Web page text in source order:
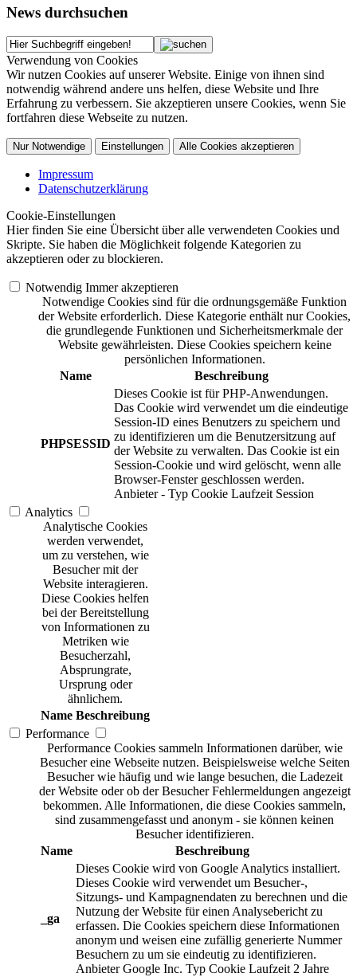
News durchsuchen
Verwendung von Cookies
Wir nutzen Cookies auf unserer Website. Einige von ihnen sind
notwendig während andere uns helfen, diese Website und Ihre
Erfahrung zu verbessern. Sie akzeptieren unsere Cookies, wenn Sie
fortfahren diese Webseite zu nutzen.
Nur Notwendige Einstellungen Alle Cookies akzeptieren
Impressum
Datenschutzerklärung
Cookie-Einstellungen
Hier finden Sie eine Übersicht über alle verwendeten Cookies und
Skripte. Sie haben die Möglichkeit folgende Kategorien zu
akzeptieren oder zu blockieren.
Notwendig Immer akzeptieren
Notwendige Cookies sind für die ordnungsgemäße Funktion
der Website erforderlich. Diese Kategorie enthält nur Cookies,
die grundlegende Funktionen und Sicherheitsmerkmale der
Website gewährleisten. Diese Cookies speichern keine
persönlichen Informationen.
Name
Beschreibung
PHPSESSID
Dieses Cookie ist für PHP-Anwendungen.
Das Cookie wird verwendet um die eindeutige
Session-ID eines Benutzers zu speichern und
zu identifizieren um die Benutzersitzung auf
der Website zu verwalten. Das Cookie ist ein
Session-Cookie und wird gelöscht, wenn alle
Browser-Fenster geschlossen werden.
Anbieter - Typ Cookie Laufzeit Session
Analytics
Analytische Cookies
werden verwendet,
um zu verstehen, wie
Besucher mit der
Website interagieren.
Diese Cookies helfen
bei der Bereitstellung
von Informationen zu
Metriken wie
Besucherzahl,
Absprungrate,
Ursprung oder
ähnlichem.
Name Beschreibung
Performance
Performance Cookies sammeln Informationen darüber, wie
Besucher eine Webseite nutzen. Beispielsweise welche Seiten
Besucher wie häufig und wie lange besuchen, die Ladezeit
der Website oder ob der Besucher Fehlermeldungen angezeigt
bekommen. Alle Informationen, die diese Cookies sammeln,
sind zusammengefasst und anonym - sie können keinen
Besucher identifizieren.
Name
Beschreibung
_ga
Dieses Cookie wird von Google Analytics installiert.
Dieses Cookie wird verwendet um Besucher-,
Sitzungs- und Kampagnendaten zu berechnen und die
Nutzung der Website für einen Analysebericht zu
erfassen. Die Cookies speichern diese Informationen
anonym und weisen eine zufällig generierte Nummer
Besuchern zu um sie eindeutig zu identifizieren.
Anbieter Google Inc. Typ Cookie Laufzeit 2 Jahre